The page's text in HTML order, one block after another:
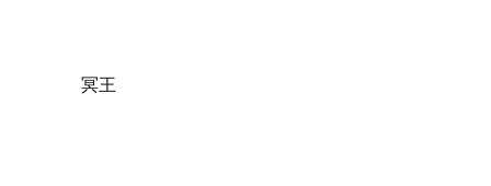
冥王